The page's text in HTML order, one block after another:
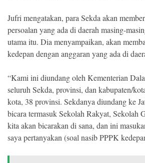
Jufri mengatakan, para Sekda akan
persoalan yang ada di daerah masing-
utama itu. Dia menyampaikan, akan
kedepan dengan anggaran yang ada di
“Kami ini diundang oleh Kementerian
seluruh Sekda, provinsi, dan kabupaten/
kota, 38 provinsi. Sekdanya diundang ke
bicara termasuk Sekolah Rakyat, Sekolah
kita akan bicarakan di sana, dan ini
saya pertanyakan (soal nasib PPPK